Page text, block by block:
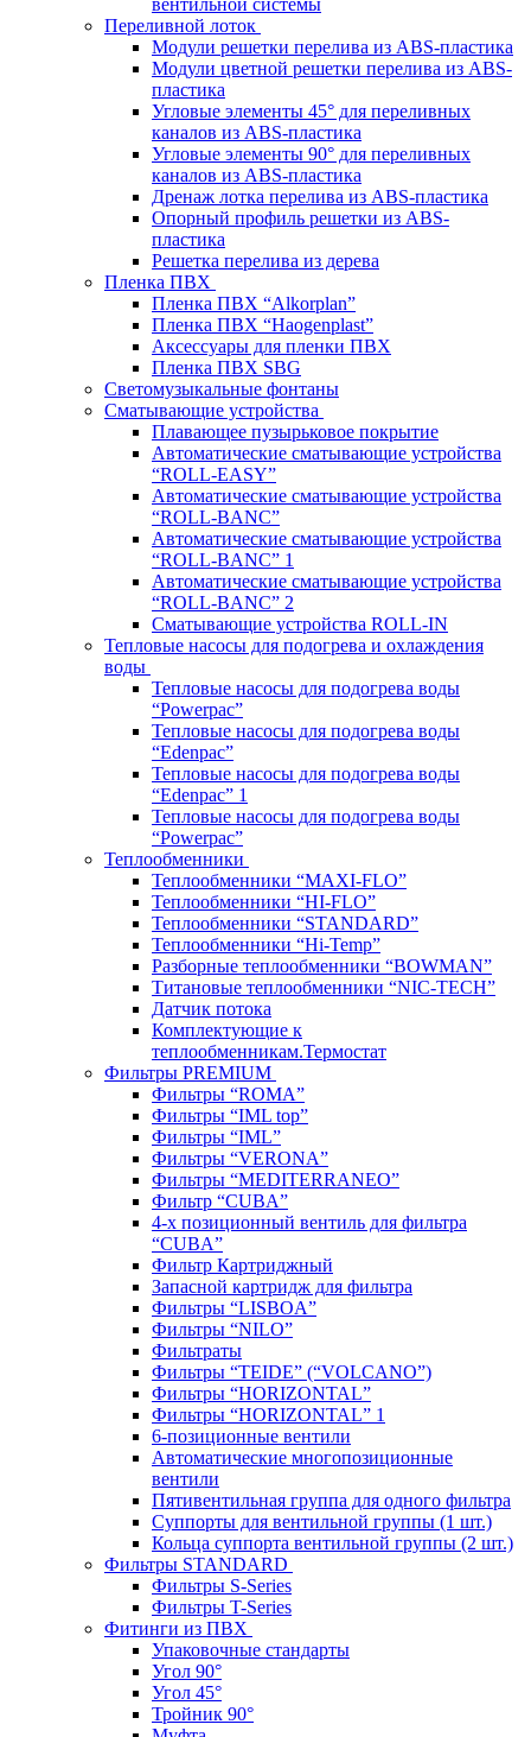
Переливной лоток
Модули решетки перелива из ABS-пластика
Модули цветной решетки перелива из ABS-
пластика
Угловые элементы 45° для переливных
каналов из ABS-пластика
Угловые элементы 90° для переливных
каналов из ABS-пластика
Дренаж лотка перелива из ABS-пластика
Опорный профиль решетки из ABS-
пластика
Решетка перелива из дерева
Пленка ПВХ
Пленка ПВХ “Alkorplan”
Пленка ПВХ “Haogenplast”
Аксессуары для пленки ПВХ
Пленка ПВХ SBG
Светомузыкальные фонтаны
Сматывающие устройства
Плавающее пузырьковое покрытие
Автоматические сматывающие устройства
“ROLL-EASY”
Автоматические сматывающие устройства
“ROLL-BANC”
Автоматические сматывающие устройства
“ROLL-BANC” 1
Автоматические сматывающие устройства
“ROLL-BANC” 2
Сматывающие устройства ROLL-IN
Тепловые насосы для подогрева и охлаждения
воды
Тепловые насосы для подогрева воды
“Powerpac”
Тепловые насосы для подогрева воды
“Edenpac”
Тепловые насосы для подогрева воды
“Edenpac” 1
Тепловые насосы для подогрева воды
“Powerpac”
Теплообменники
Теплообменники “MAXI-FLO”
Теплообменники “HI-FLO”
Теплообменники “STANDARD”
Теплообменники “Hi-Temp”
Разборные теплообменники “BOWMAN”
Титановые теплообменники “NIC-TECH”
Датчик потока
Комплектующие к
теплообменникам.Термостат
Фильтры PREMIUM
Фильтры “ROMA”
Фильтры “IML top”
Фильтры “IML”
Фильтры “VERONA”
Фильтры “MEDITERRANEO”
Фильтр “CUBA”
4-х позиционный вентиль для фильтра
“CUBA”
Фильтр Картриджный
Запасной картридж для фильтра
Фильтры “LISBOA”
Фильтры “NILO”
Фильтраты
Фильтры “TEIDE” (“VOLСANO”)
Фильтры “HORIZONTAL”
Фильтры “HORIZONTAL” 1
6-позиционные вентили
Автоматические многопозиционные
вентили
Пятивентильная группа для одного фильтра
Суппорты для вентильной группы (1 шт.)
Кольца суппорта вентильной группы (2 шт.)
Фильтры STANDARD
Фильтры S-Series
Фильтры T-Series
Фитинги из ПВХ
Упаковочные стандарты
Угол 90°
Угол 45°
Тройник 90°